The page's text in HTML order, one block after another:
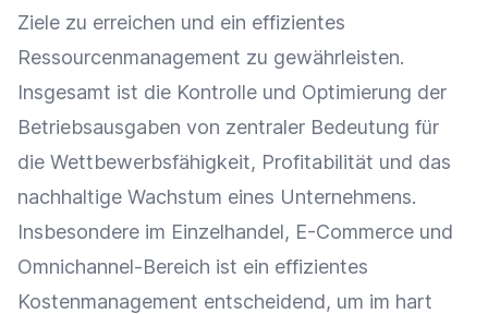
Ziele zu erreichen und ein effizientes
Ressourcenmanagement zu gewährleisten.
Insgesamt ist die Kontrolle und Optimierung der
Betriebsausgaben von zentraler Bedeutung für
die Wettbewerbsfähigkeit, Profitabilität und das
nachhaltige Wachstum eines Unternehmens.
Insbesondere im Einzelhandel, E-Commerce und
Omnichannel-Bereich ist ein effizientes
Kostenmanagement entscheidend, um im hart